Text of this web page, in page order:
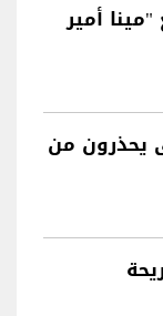
أمير
يحذرون من